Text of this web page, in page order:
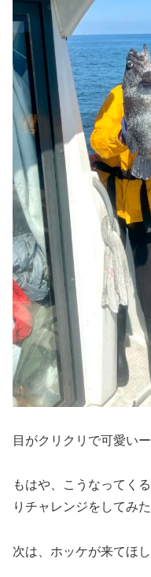
目がクリクリで可愛い
もはや、こうなってく
りチャレンジをしてみ
次は、ホッケが来てほ